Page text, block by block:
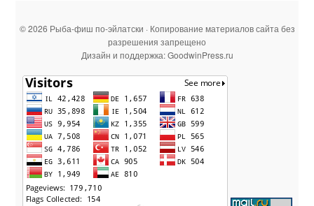
© 2026 Рыба-фиш по-эйлатски · Копирование материалов сайта без
разрешения запрещено
Дизайн и поддержка: GoodwinPress.ru